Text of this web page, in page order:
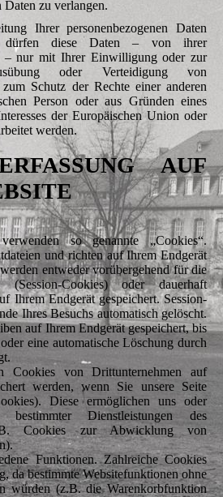
Daten zu verlangen.
Ihrer personenbezogenen Daten
dürfen diese Daten – von ihrer
– nur mit Ihrer Einwilligung oder zur
oder Verteidigung von
zum Schutz der Rechte einer anderen
Person oder aus Gründen eines
der Europäischen Union oder
werden.
AUF
so genannte „Cookies“.
und richten auf Ihrem Endgerät
entweder vorübergehend für die
Cookies) oder dauerhaft
Ihrem Endgerät gespeichert. Session-
Ihres Besuchs automatisch gelöscht.
auf Ihrem Endgerät gespeichert, bis
eine automatische Löschung durch
Cookies von Drittunternehmen auf
werden, wenn Sie unsere Seite
Diese ermöglichen uns oder
Dienstleistungen des
Cookies zur Abwicklung von
Funktionen. Zahlreiche Cookies
da bestimmte Websitefunktionen ohne
würden (z.B. die Warenkorbfunktion